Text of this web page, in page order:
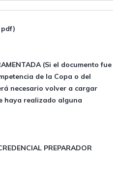
pdf)
(Si el documento fue
de la Copa o del
necesario volver a cargar
haya realizado alguna
PREPARADOR